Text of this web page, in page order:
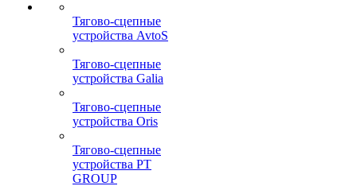
Тягово-сцепные
устройства AvtoS
Тягово-сцепные
устройства Galia
Тягово-сцепные
устройства Oris
Тягово-сцепные
устройства PT
GROUP